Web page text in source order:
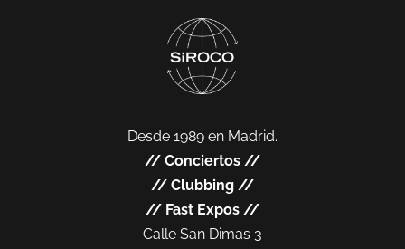
Desde 1989 en Madrid.
// Conciertos //
// Clubbing //
// Fast Expos //
Calle San Dimas 3